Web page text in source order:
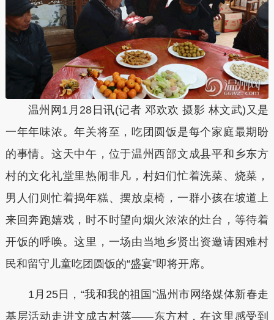
温州网1月28日讯(记者 邓欢欢 摄影 林文武) 又是
一年年味浓。年关将至，吃团圆饭是每个家庭最期盼
的事情。这天中午，位于温州西部文成县平和乡东方
村的文化礼堂里热闹非凡，村妇们忙着洗菜、烧菜，
男人们则忙着捣年糕、摆放桌椅，一群小孩在坡道上
来回奔跑嬉戏，时不时望向烟火浓浓的灶台，等待着
开饭的呼唤。这里，一场由当地乡贤出资邀请困难村
民和留守儿童吃团圆饭的“盛宴”即将开席。
1月25日，“我和我的祖国”温州市网络媒体新春走
基层活动走进文成古村落——东方村，在这里感受到